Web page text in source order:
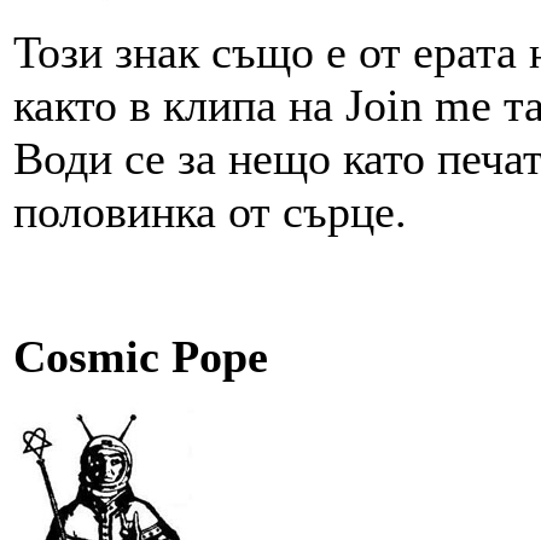
Този знак също е от
както в клипа на Join me
Води се за нещо като
половинка от сърце.
Cosmic Pope